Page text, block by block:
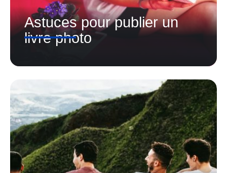
Astuces pour publier un
livre photo